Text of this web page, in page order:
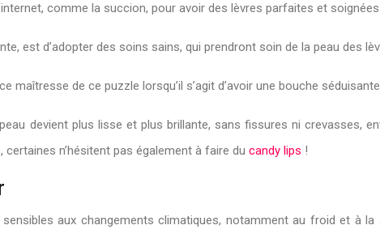
comme la succion, pour avoir des lèvres parfaites et
est d’adopter des soins sains, qui prendront soin de la peau des
maîtresse de ce puzzle lorsqu’il s’agit d’avoir une bouche
devient plus lisse et plus brillante, sans fissures ni crevasses,
n’hésitent pas également à faire du candy lips !
aux changements climatiques, notamment au froid et à